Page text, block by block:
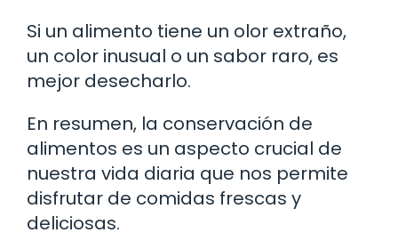
Si un alimento tiene un olor extraño,
un color inusual o un sabor raro, es
mejor desecharlo.
En resumen, la conservación de
alimentos es un aspecto crucial de
nuestra vida diaria que nos permite
disfrutar de comidas frescas y
deliciosas.